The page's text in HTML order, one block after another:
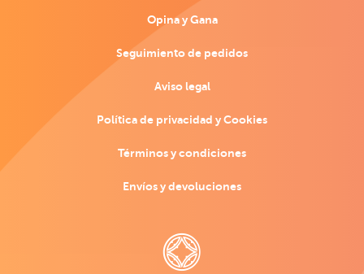
Opina y Gana
Seguimiento de pedidos
Aviso legal
Política de privacidad y Cookies
Términos y condiciones
Envíos y devoluciones